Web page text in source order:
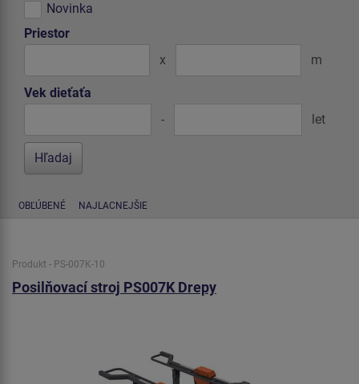
Novinka
Priestor
x
m
Vek dieťaťa
-
let
OBĽÚBENÉ NAJLACNEJŠIE
Produkt - PS-007K-10
Posilňovací stroj PS007K Drepy